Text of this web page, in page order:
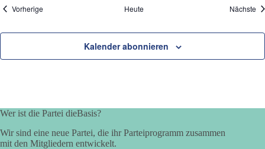
VorherigeVeranstaltungen Heute Nächste
Kalender abonnieren
Wer ist die Partei dieBasis?
Wir sind eine neue Partei, die ihr Parteiprogramm zusammen
mit den Mitgliedern entwickelt.